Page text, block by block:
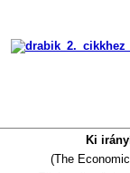
Ki
(The